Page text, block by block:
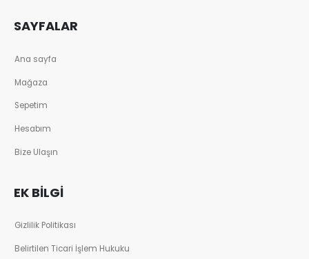
SAYFALAR
Ana sayfa
Mağaza
Sepetim
Hesabım
Bize Ulaşın
EK BILGI
Gizlilik Politikası
Belirtilen Ticari İşlem Hukuku